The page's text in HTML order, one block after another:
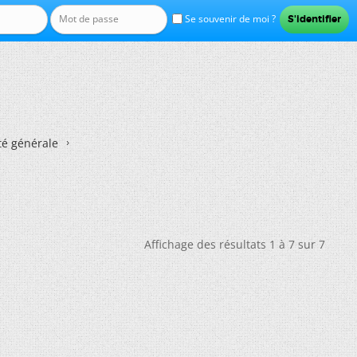
Se souvenir de moi ?
générale
Affichage des résultats 1 à 7 sur 7